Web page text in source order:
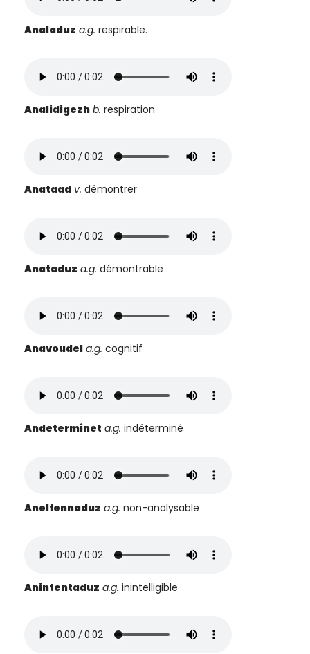
Analaduz a.g. respirable.
Analidigezh b. respiration
Anataad v. démontrer
Anataduz a.g. démontrable
Anavoudel a.g. cognitif
Andeterminet a.g. indéterminé
Anelfennaduz a.g. non-analysable
Anintentaduz a.g. inintelligible